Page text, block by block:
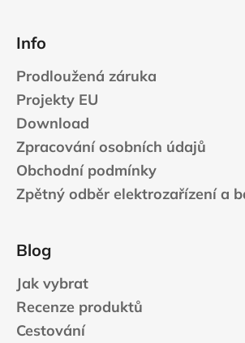
Info
Prodloužená záruka
Projekty EU
Download
Zpracování osobních údajů
Obchodní podmínky
Zpětný odběr elektrozařízení a
Blog
Jak vybrat
Recenze produktů
Cestování